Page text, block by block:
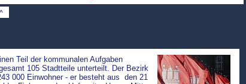
Teil der kommunalen Aufgaben
105 Stadtteile unterteilt. Der Bezirk
000 Einwohner - er besteht aus den 21